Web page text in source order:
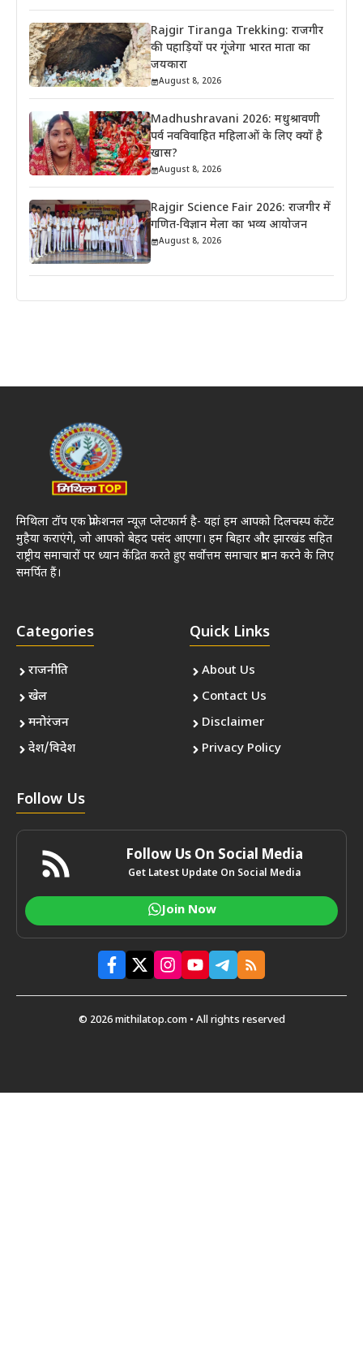
Rajgir Tiranga Trekking: राजगीर
की पहाड़ियों पर गूंजेगा भारत माता का
जयकारा
August 8, 2026
Madhushravani 2026: मधुश्रावणी
पर्व नवविवाहित महिलाओं के लिए क्यों है
खास?
August 8, 2026
Rajgir Science Fair 2026: राजगीर में
गणित-विज्ञान मेला का भव्य आयोजन
August 8, 2026
मिथिला टॉप एक प्रोफेशनल न्यूज़ प्लेटफार्म है- यहां हम आपको दिलचस्प कंटेंट
मुहैया कराएंगे, जो आपको बेहद पसंद आएगा। हम बिहार और झारखंड सहित
राष्ट्रीय समाचारों पर ध्यान केंद्रित करते हुए सर्वोत्तम समाचार प्रदान करने के लिए
समर्पित हैं।
Categories
राजनीति
खेल
मनोरंजन
देश/विदेश
Quick Links
About Us
Contact Us
Disclaimer
Privacy Policy
Follow Us
Follow Us On Social Media
Get Latest Update On Social Media
Join Now
© 2026 mithilatop.com • All rights reserved